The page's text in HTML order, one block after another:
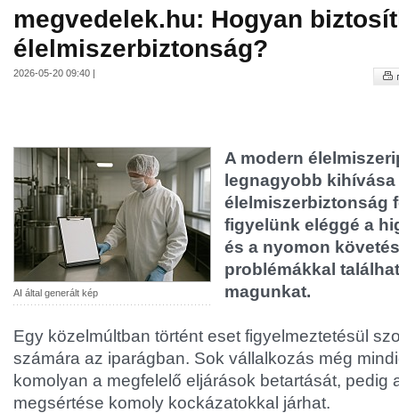
megvedelek.hu: Hogyan
élelmiszerbiztonság?
2026-05-20 09:40 |
AI által generált kép
A modern
legnagyobb kihívása
élelmiszerbiztonság
figyelünk eléggé a
és a nyomon
problémákkal
magunkat.
Egy közelmúltban történt eset figyelmeztetésül
számára az iparágban. Sok vállalkozás még
komolyan a megfelelő eljárások betartását, pedig
megsértése komoly kockázatokkal járhat.